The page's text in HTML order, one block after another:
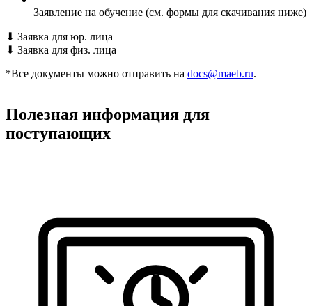
Заявление на обучение (см. формы для скачивания ниже)
⬇ Заявка для юр. лица
⬇ Заявка для физ. лица
*Все документы можно отправить на docs@maeb.ru.
Полезная информация для
поступающих